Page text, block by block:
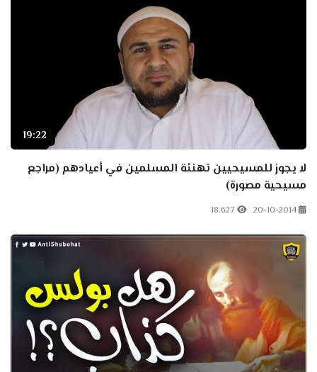
19:22
لا يجوز للمسيحيين تهنئة المسلمين في أعيادهم (مراجع
مسيحية مصورة)
20-10-2014
18.627